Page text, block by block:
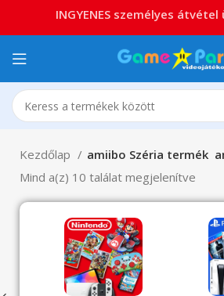
Kezdőlap amiibo Széria termék
Mind a(z) 10 találat megjelenítve
INGYENES személyes